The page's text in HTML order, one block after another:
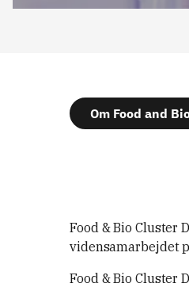
Om Food and
Food & Bio Cluster
vidensamarbejdet
Food & Bio Cluster